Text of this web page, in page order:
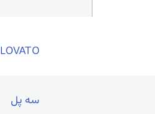
LOVATO
سه پل